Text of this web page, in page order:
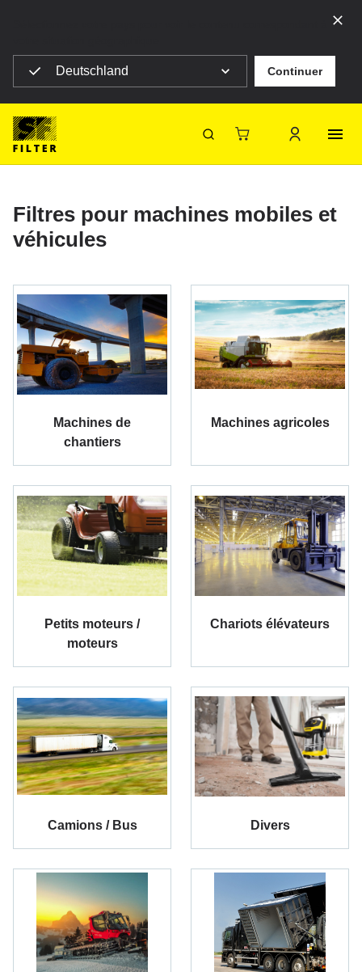
Deutschland Continuer
SF-Filter
SF Filter Homepage
Filtres mobiles
Filtres pour machines mobiles et
véhicules
Machines de
chantiers
Machines agricoles
Petits moteurs /
moteurs
Chariots élévateurs
Camions / Bus Divers